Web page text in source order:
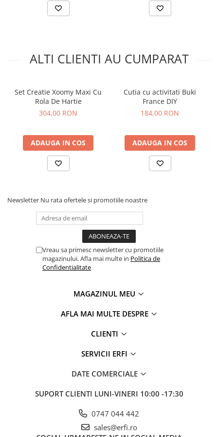
ALTI CLIENTI AU CUMPARAT
Set Creatie Xoomy Maxi Cu
Rola De Hartie
304,00 RON
ADAUGA IN COS
Cutia cu activitati Buki
France DIY
184,00 RON
ADAUGA IN COS
Newsletter Nu rata ofertele si promotiile noastre
Vreau sa primesc newsletter cu promotiile
magazinului. Afla mai multe in Politica de
Confidentialitate
MAGAZINUL MEU
AFLA MAI MULTE DESPRE
CLIENTI
SERVICII ERFI
DATE COMERCIALE
SUPORT CLIENTI LUNI-VINERI 10:00 -17:30
0747 044 442
sales@erfi.ro